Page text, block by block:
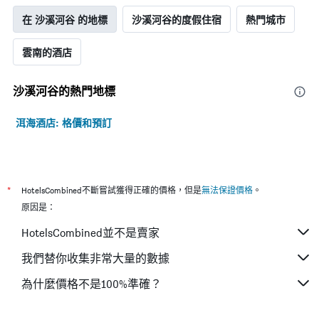
在 沙溪河谷 的地標 沙溪河谷的度假住宿 熱門城市
雲南的酒店
沙溪河谷​的熱門地標
洱海酒店: 格價和預訂
* HotelsCombined不斷嘗試獲得正確的價格，但是無法保證價格 。
原因是：
HotelsCombined並不是賣家
我們替你收集非常大量的數據
為什麼價格不是100%準確？